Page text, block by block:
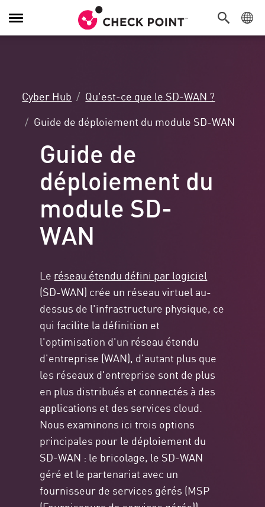
Navigation
dans
Cyber Hub
Qu'est-ce que le SD-WAN ?
Guide de déploiement du module SD-WAN
Guide de
déploiement du
module SD-
WAN
Le réseau étendu défini par logiciel
(SD-WAN) crée un réseau virtuel au-
dessus de l'infrastructure physique, ce
qui facilite la définition et
l'optimisation d'un réseau étendu
d'entreprise (WAN), d'autant plus que
les réseaux d'entreprise sont de plus
en plus distribués et connectés à des
applications et des services cloud.
Nous examinons ici trois options
principales pour le déploiement du
SD-WAN : le bricolage, le SD-WAN
géré et le partenariat avec un
fournisseur de services gérés (MSP